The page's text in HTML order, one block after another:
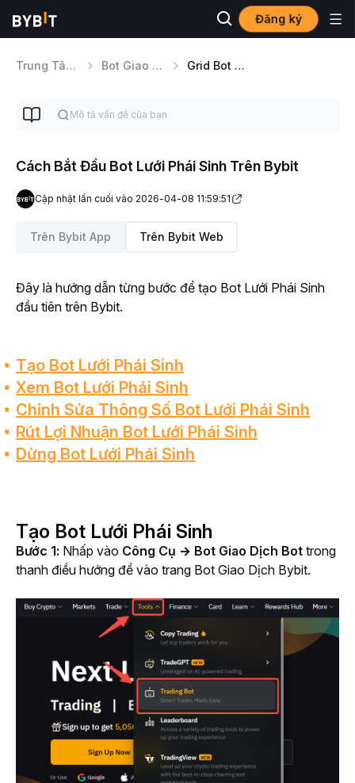
Đăng ký
Trung Tâm Trợ Giúp Bot Giao Dịch Grid Bot Phái Sinh
Cách Bắt Đầu Bot Lưới Phái Sinh Trên Bybit
Cập nhật lần cuối vào 2026-04-08 11:59:51
Trên Bybit App Trên Bybit Web
Đây là hướng dẫn từng bước để tạo Bot Lưới Phái Sinh
đầu tiên trên Bybit.
Tạo Bot Lưới Phái Sinh
Xem Bot Lưới Phái Sinh
Chỉnh Sửa Thông Số Bot Lưới Phái Sinh
Rút Lợi Nhuận Bot Lưới Phái Sinh
Dừng Bot Lưới Phái Sinh
Tạo Bot Lưới Phái Sinh
Bước 1: Nhấp vào Công Cụ → Bot Giao Dịch Bot trong
thanh điều hướng để vào trang Bot Giao Dịch Bybit.